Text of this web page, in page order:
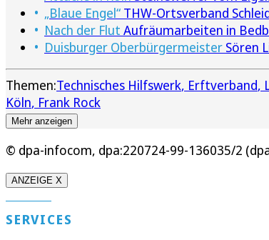
„Blaue Engel“ THW-Ortsverband
Nach der Flut Aufräumarbeiten in
Duisburger Oberbürgermeister Sören
Themen:Technisches Hilfswerk Erftverband
Köln Frank Rock
Mehr anzeigen
© dpa-infocom, dpa:220724-99-136035/2
ANZEIGE X
SERVICES